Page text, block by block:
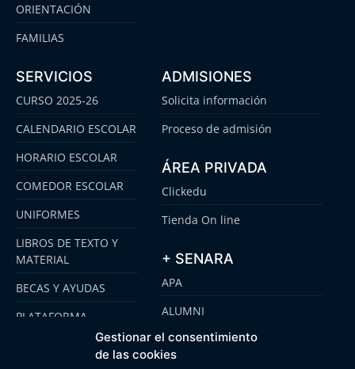
Gestionar el consentimiento
de las cookies
ORIENTACIÓN
FAMILIAS
SERVICIOS
CURSO 2025-26
CALENDARIO ESCOLAR
HORARIO ESCOLAR
COMEDOR ESCOLAR
UNIFORMES
LIBROS DE TEXTO Y
MATERIAL
BECAS Y AYUDAS
PLATAFORMA
EMOOTI COLEGIOS
ADMISIONES
Solicita información
Proceso de admisión
ÁREA PRIVADA
Clickedu
Tienda On line
+ SENARA
APA
ALUMNI
SENARA SENIOR